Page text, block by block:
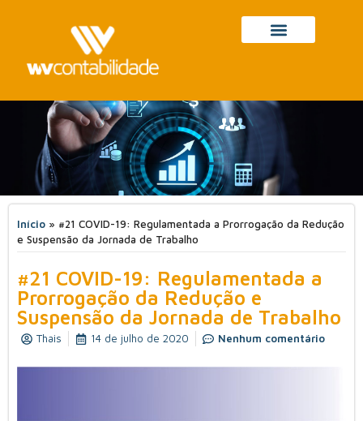
Início » #21 COVID-19: Regulamentada a Prorrogação da Redução
e Suspensão da Jornada de Trabalho
#21 COVID-19: Regulamentada a
Prorrogação da Redução e
Suspensão da Jornada de Trabalho
Thais 14 de julho de 2020 Nenhum comentário